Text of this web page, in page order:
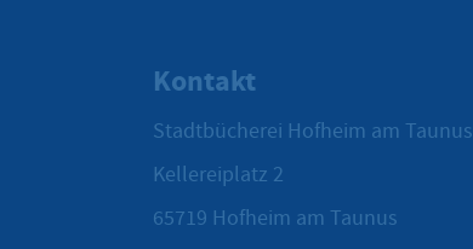
Kontakt
Stadtbücherei Hofheim am Taunus
Kellereiplatz 2
65719 Hofheim am Taunus